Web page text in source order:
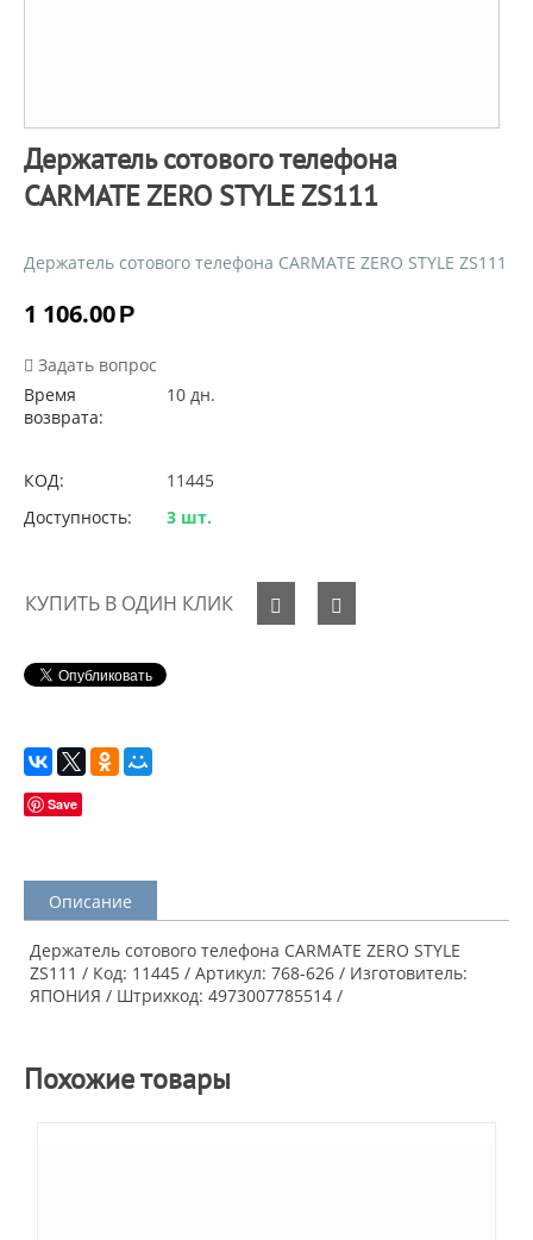
Держатель сотового телефона
CARMATE ZERO STYLE ZS111
Держатель сотового телефона CARMATE ZERO STYLE ZS111
1 106.00Р
Задать вопрос
Время
возврата:
10 дн.
КОД:
11445
Доступность:
3 шт.
КУПИТЬ В ОДИН КЛИК
Save
Описание
Держатель сотового телефона CARMATE ZERO STYLE
ZS111 / Код: 11445 / Артикул: 768-626 / Изготовитель:
ЯПОНИЯ / Штрихкод: 4973007785514 /
Похожие товары